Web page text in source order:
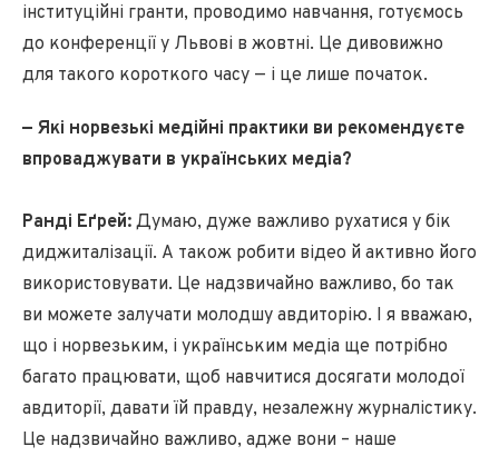
інституційні гранти, проводимо навчання, готуємось
до конференції у Львові в жовтні. Це дивовижно
для такого короткого часу — і це лише початок.
— Які норвезькі медійні практики ви рекомендуєте
впроваджувати в українських медіа?
Ранді Еґрей: Думаю, дуже важливо рухатися у бік
диджиталізації. А також робити відео й активно його
використовувати. Це надзвичайно важливо, бо так
ви можете залучати молодшу авдиторію. І я вважаю,
що і норвезьким, і українським медіа ще потрібно
багато працювати, щоб навчитися досягати молодої
авдиторії, давати їй правду, незалежну журналістику.
Це надзвичайно важливо, адже вони – наше